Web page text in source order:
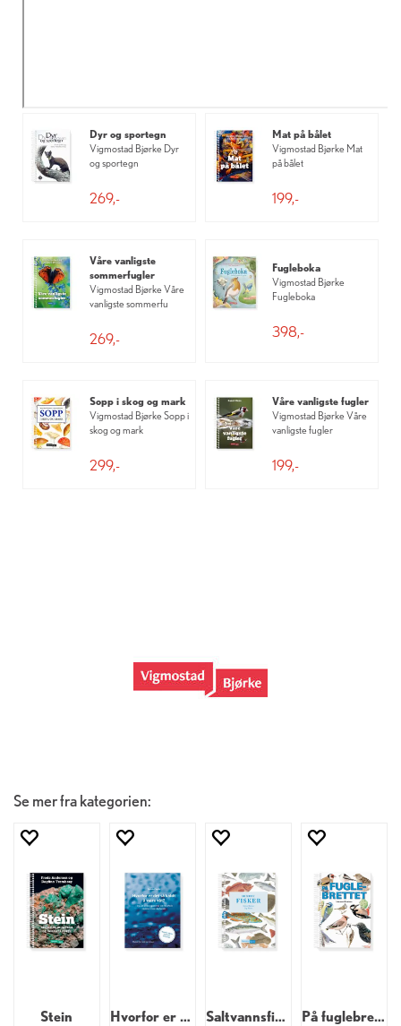
Dyr og sportegn
Vigmostad Bjørke Dyr
og sportegn
269,-
Mat på bålet
Vigmostad Bjørke Mat
på bålet
199,-
Våre vanligste
sommerfugler
Vigmostad Bjørke Våre
vanligste sommerfu
269,-
Fugleboka
Vigmostad Bjørke
Fugleboka
398,-
Sopp i skog og mark
Vigmostad Bjørke Sopp i
skog og mark
299,-
Våre vanligste fugler
Vigmostad Bjørke Våre
vanligste fugler
199,-
Se mer fra kategorien:
Stein Hvorfor er det så kaldt å være våt? Saltvannsfisker På fuglebrettet